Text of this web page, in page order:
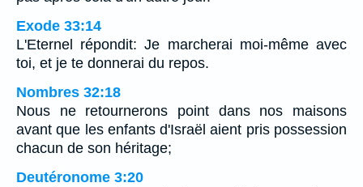
Exode 33:14
L'Eternel répondit: Je marcherai moi-même avec
toi, et je te donnerai du repos.
Nombres 32:18
Nous ne retournerons point dans nos maisons
avant que les enfants d'Israël aient pris possession
chacun de son héritage;
Deutéronome 3:20